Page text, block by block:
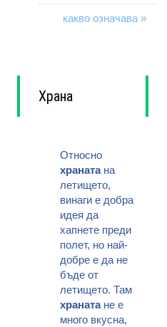
какво означава »
Храна
Относно
хранатана
летището,
винаги е добра
идея да
хапнете преди
полет, но най-
добре е да не
бъде от
летището. Там
хранатане е
много вкусна,